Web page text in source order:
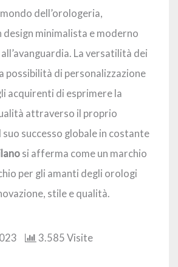
dell’orologeria,
design minimalista e moderno
La versatilità dei
possibilità di personalizzazione
acquirenti di esprimere la
attraverso il proprio
successo globale in costante
si afferma come un marchio
per gli amanti degli orologi
stile e qualità.
3.585 Visite